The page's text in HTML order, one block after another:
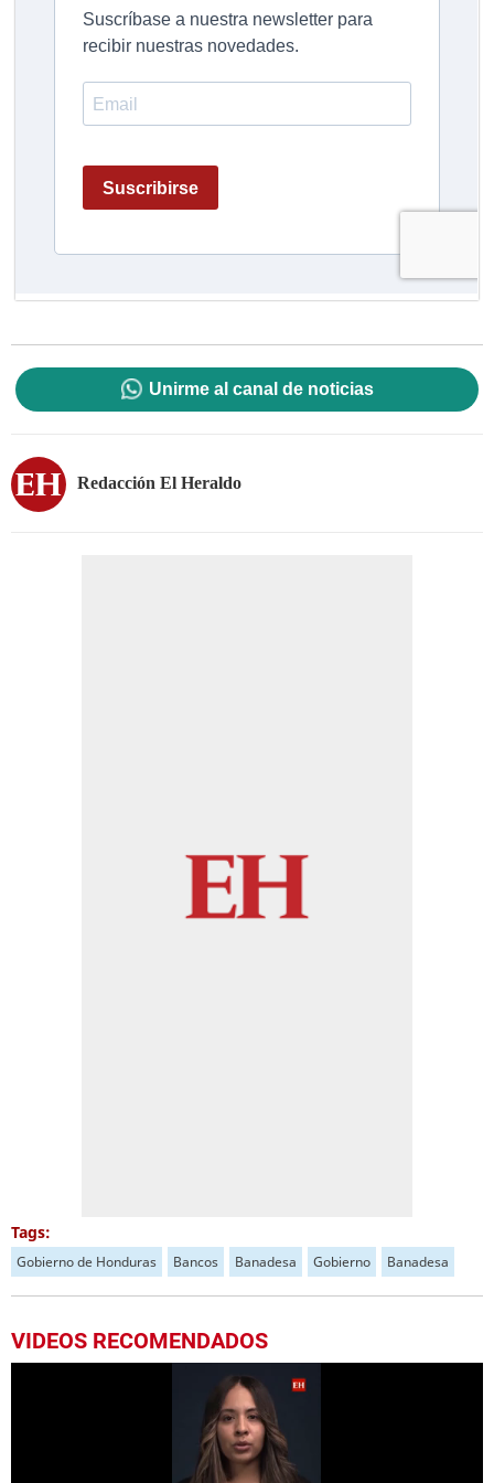
Unirme al canal de noticias
Redacción El Heraldo
Tags:
Gobierno de Honduras Bancos Banadesa Gobierno Banadesa
VIDEOS RECOMENDADOS